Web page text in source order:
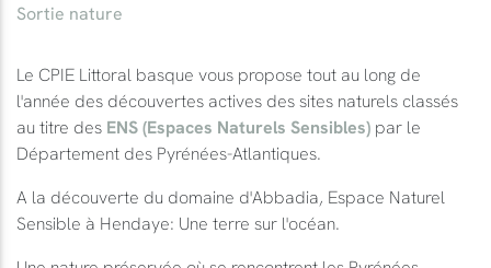
Sortie nature
Le CPIE Littoral basque vous propose tout au long de
l'année des découvertes actives des sites naturels classés
au titre des ENS (Espaces Naturels Sensibles) par le
Département des Pyrénées-Atlantiques.
A la découverte du domaine d'Abbadia, Espace Naturel
Sensible à Hendaye: Une terre sur l'océan.